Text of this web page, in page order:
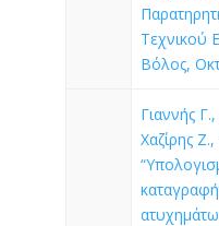
Τεχνικού
Βόλος,
Γιαννής
Χαζίρης